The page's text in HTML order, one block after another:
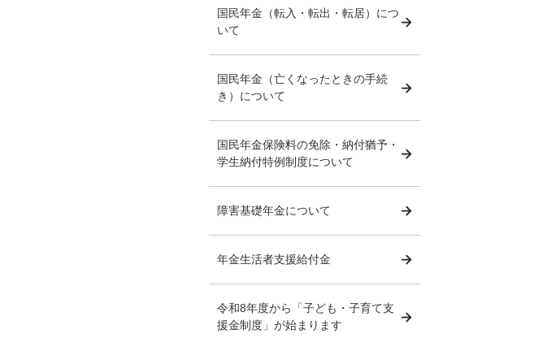
国民年金（転入・転出・転居）につ
いて
国民年金（亡くなったときの手続
き）について
国民年金保険料の免除・納付猶予・
学生納付特例制度について
障害基礎年金について
年金生活者支援給付金
令和8年度から「子ども・子育て支
援金制度」が始まります